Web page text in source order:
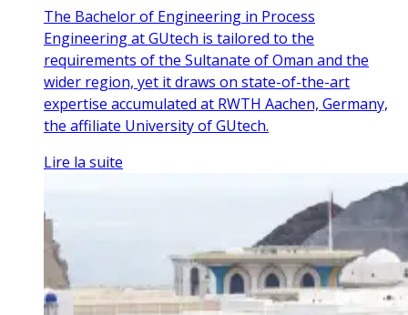
The Bachelor of Engineering in Process
Engineering at GUtech is tailored to the
requirements of the Sultanate of Oman and the
wider region, yet it draws on state-of-the-art
expertise accumulated at RWTH Aachen, Germany,
the affiliate University of GUtech.
Lire la suite